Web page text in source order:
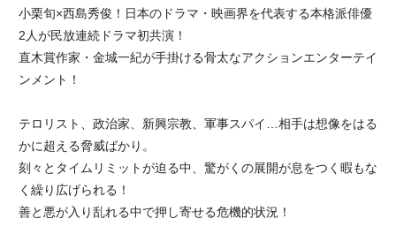
小栗旬×西島秀俊！日本のドラマ・映画界を代表する本格派俳優
2人が民放連続ドラマ初共演！
直木賞作家・金城一紀が手掛ける骨太なアクションエンターテイ
ンメント！
テロリスト、政治家、新興宗教、軍事スパイ…相手は想像をはる
かに超える脅威ばかり。
刻々とタイムリミットが迫る中、驚がくの展開が息をつく暇もな
く繰り広げられる！
善と悪が入り乱れる中で押し寄せる危機的状況！